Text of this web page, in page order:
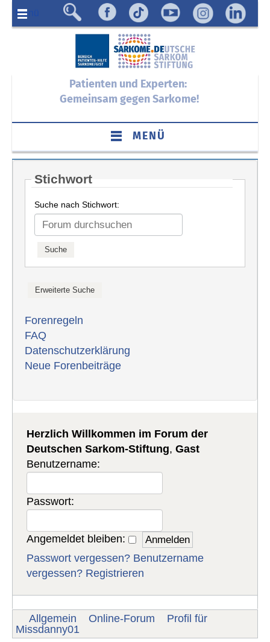
Menü
Patienten und Experten:
Gemeinsam gegen Sarkome!
MENÜ
Stichwort
Suche nach Stichwort:
Forenregeln
FAQ
Datenschutzerklärung
Neue Forenbeiträge
Herzlich Willkommen im Forum der
Deutschen Sarkom-Stiftung,Gast
Benutzername:
Passwort:
Angemeldet bleiben:
Passwort vergessen? Benutzername
vergessen? Registrieren
Allgemein Online-Forum
Profil für
Missdanny01